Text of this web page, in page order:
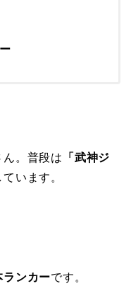
ん。普段は
「武神ジ
ています。
ンカーです。